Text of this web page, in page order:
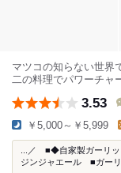
マツコの知らない世界
二の料理でパワーチャ
3.53
￥5,000～￥5,999
...／ ■◆自家製ガーリ
ジンジャエール ■ガー